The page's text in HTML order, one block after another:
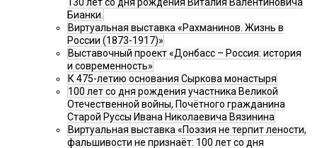
130 лет со дня рождения Виталия Валентиновича
Бианки.
Виртуальная выставка «Рахманинов. Жизнь в
России (1873-1917)»
Выставочный проект «Донбасс – Россия: история
и современность»
К 475-летию основания Сыркова монастыря
100 лет со дня рождения участника Великой
Отечественной войны, Почётного гражданина
Старой Руссы Ивана Николаевича Вязинина
Виртуальная выставка «Поэзия не терпит лености,
фальшивости не признаёт: 100 лет со дня